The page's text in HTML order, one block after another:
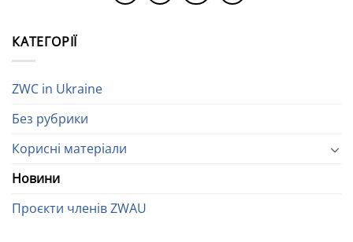
КАТЕГОРІЇ
ZWC in Ukraine
Без рубрики
Корисні матеріали
Новини
Проєкти членів ZWAU